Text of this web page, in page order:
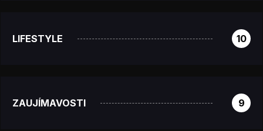
LIFESTYLE 10
ZAUJÍMAVOSTI 9